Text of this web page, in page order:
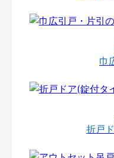
巾
折戸